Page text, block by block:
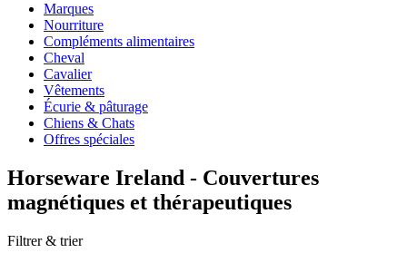
Marques
Nourriture
Compléments alimentaires
Cheval
Cavalier
Vêtements
Écurie & pâturage
Chiens & Chats
Offres spéciales
Horseware Ireland - Couvertures
magnétiques et thérapeutiques
Filtrer & trier